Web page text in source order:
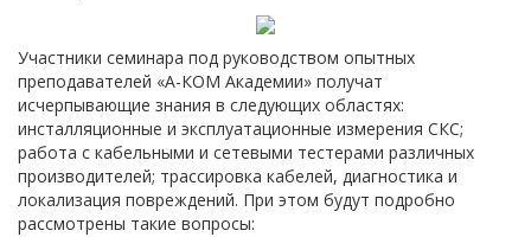
Участники семинара под руководством опытных
преподавателей «А-КОМ Академии» получат
исчерпывающие знания в следующих областях:
инсталляционные и эксплуатационные измерения СКС;
работа с кабельными и сетевыми тестерами различных
производителей; трассировка кабелей, диагностика и
локализация повреждений. При этом будут подробно
рассмотрены такие вопросы: